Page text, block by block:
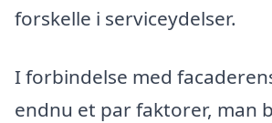
forskelle i serviceydelser.
I forbindelse med
endnu et par faktorer, man